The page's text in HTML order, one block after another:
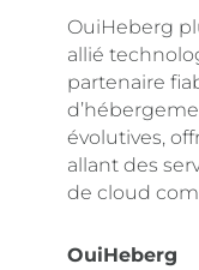
OuiHeberg
allié
partenaire
évolutives,
allant des
de cloud
OuiHeberg